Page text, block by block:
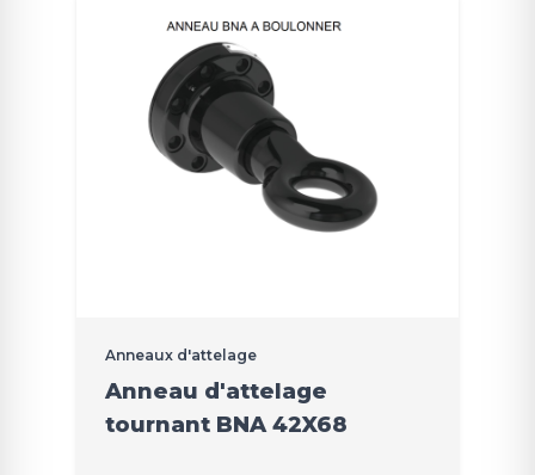
Anneaux d'attelage
Anneau d'attelage
tournant BNA 42X68